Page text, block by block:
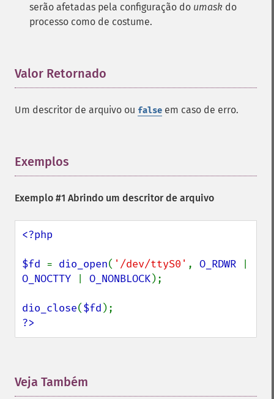
serão afetadas pela configuração do umask do
processo como de costume.
Valor Retornado
Um descritor de arquivo ou false em caso de erro.
Exemplos
Exemplo #1 Abrindo um descritor de arquivo
<?php
$fd = dio_open( '/dev/ttyS0' , O_RDWR
O_NOCTTY
O_NONBLOCK);
dio_close($fd
?>
Veja Também